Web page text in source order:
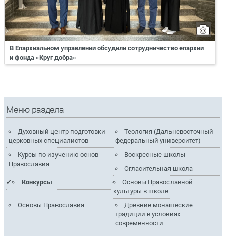
В Епархиальном управлении обсудили сотрудничество епархии
и фонда «Круг добра»
Меню раздела
Духовный центр подготовки
церковных специалистов
Теология (Дальневосточный
федеральный университет)
Курсы по изучению основ
Православия
Воскресные школы
Огласительная школа
Конкурсы
Основы Православной
культуры в школе
Основы Православия
Древние монашеские
традиции в условиях
современности